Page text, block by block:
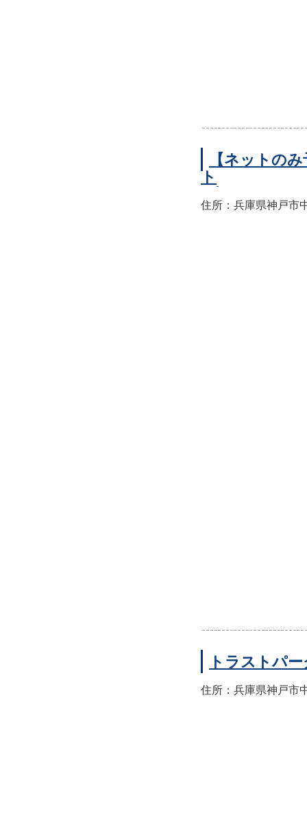
【ネットの
ト
住所：兵庫県神戸市
トラストパ
住所：兵庫県神戸市